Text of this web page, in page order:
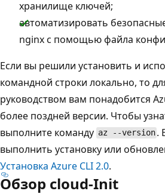
хранилище ключей;
автоматизировать
nginx с помощью файла
Если вы решили установить и
командной строки локально, то
руководством вам понадобится
более поздней версии. Чтобы
выполните команду az --version .
выполнить установку или
Установка Azure CLI 2.0.
Обзор cloud-Init